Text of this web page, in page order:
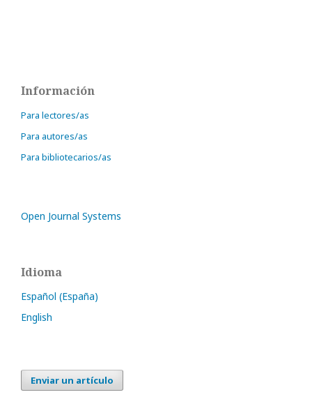
Información
Para lectores/as
Para autores/as
Para bibliotecarios/as
Open Journal Systems
Idioma
Español (España)
English
Enviar un artículo